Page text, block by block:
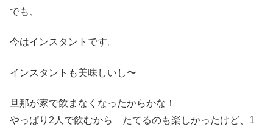
でも、
今はインスタントです。
インスタントも美味しいし〜
旦那が家で飲まなくなったからかな！
やっぱり2人で飲むから たてるのも楽しかったけど、1